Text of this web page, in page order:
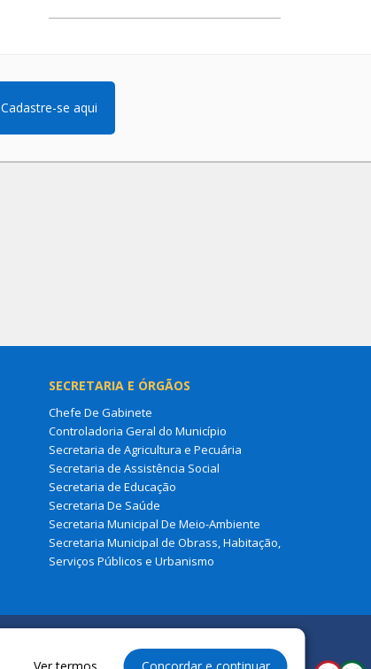
Cadastre-se aqui
SECRETARIA E ÓRGÃOS
Chefe De Gabinete
Controladoria Geral do Município
Secretaria de Agricultura e Pecuária
Secretaria de Assistência Social
Secretaria de Educação
Secretaria De Saúde
Secretaria Municipal De Meio-Ambiente
Secretaria Municipal de Obrass, Habitação,
Serviços Públicos e Urbanismo